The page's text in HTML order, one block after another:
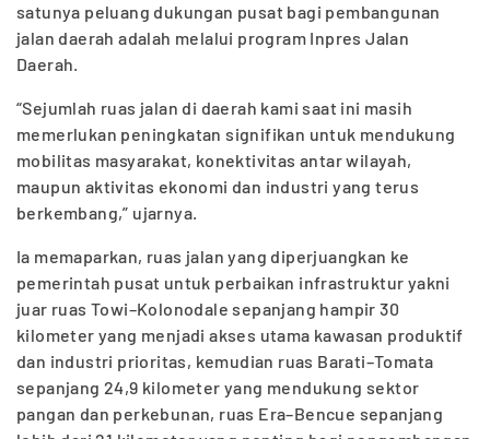
satunya peluang dukungan pusat bagi pembangunan
jalan daerah adalah melalui program Inpres Jalan
Daerah.
“Sejumlah ruas jalan di daerah kami saat ini masih
memerlukan peningkatan signifikan untuk mendukung
mobilitas masyarakat, konektivitas antar wilayah,
maupun aktivitas ekonomi dan industri yang terus
berkembang,” ujarnya.
Ia memaparkan, ruas jalan yang diperjuangkan ke
pemerintah pusat untuk perbaikan infrastruktur yakni
juar ruas Towi–Kolonodale sepanjang hampir 30
kilometer yang menjadi akses utama kawasan produktif
dan industri prioritas, kemudian ruas Barati–Tomata
sepanjang 24,9 kilometer yang mendukung sektor
pangan dan perkebunan, ruas Era–Bencue sepanjang